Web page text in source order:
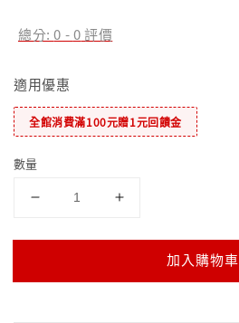
總分:0 -0評價
適用優惠
全館消費滿100元贈1元回饋金
數量
加入購物車